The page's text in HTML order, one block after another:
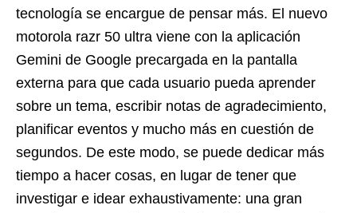
tecnología se encargue de pensar más. El nuevo
motorola razr 50 ultra viene con la aplicación
Gemini de Google precargada en la pantalla
externa para que cada usuario pueda aprender
sobre un tema, escribir notas de agradecimiento,
planificar eventos y mucho más en cuestión de
segundos. De este modo, se puede dedicar más
tiempo a hacer cosas, en lugar de tener que
investigar e idear exhaustivamente: una gran